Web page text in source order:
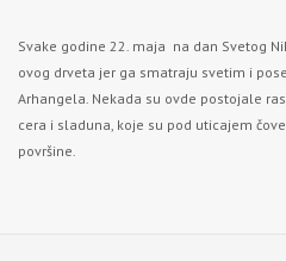
Svake godine 22. maja na dan Svetog
ovog drveta jer ga smatraju svetim i
Arhangela. Nekada su ovde postojale
cera i sladuna, koje su pod uticajem
površine.